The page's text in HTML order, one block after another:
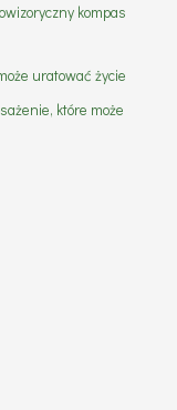
kompas
uratować życie
które może